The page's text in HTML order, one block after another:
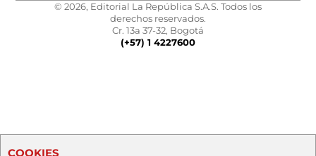
© 2026, Editorial La República S.A.S. Todos los
derechos reservados.
Cr. 13a 37-32, Bogotá
(+57) 1 4227600
COOKIES